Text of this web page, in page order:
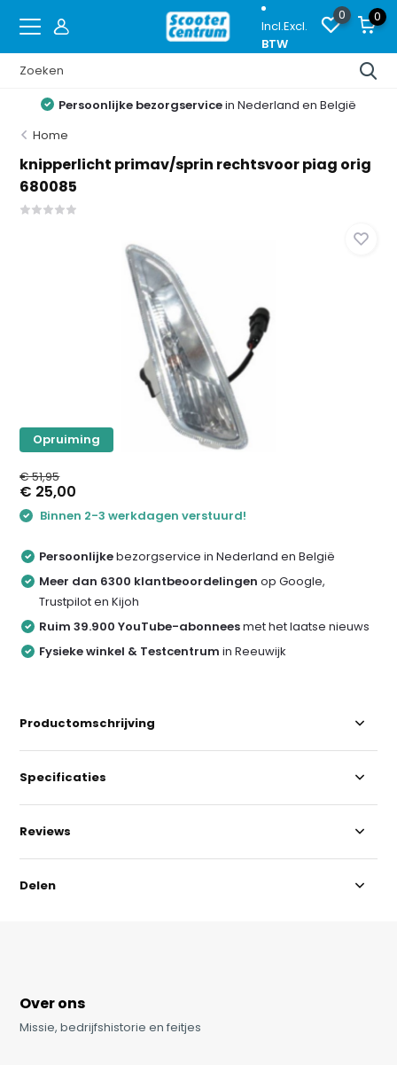
Incl.Excl.
BTW
0 0
Persoonlijke bezorgservicein Nederland en België
Home
knipperlicht primav/sprin rechtsvoor piag orig
680085
Opruiming
€ 51,95
€ 25,00
Binnen 2-3 werkdagen verstuurd!
Persoonlijkebezorgservice in Nederland en België
Meer dan 6300 klantbeoordelingenop Google,
Trustpilot en Kijoh
Ruim 39.900 YouTube-abonneesmet het laatse nieuws
Fysieke winkel & Testcentrum in Reeuwijk
Productomschrijving
Specificaties
Reviews
Delen
Over ons
Missie, bedrijfshistorie en feitjes